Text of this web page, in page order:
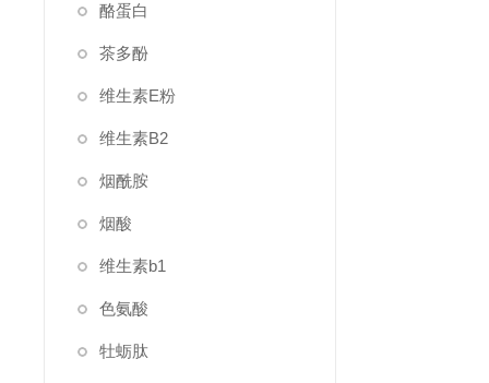
酪蛋白
茶多酚
维生素E粉
维生素B2
烟酰胺
烟酸
维生素b1
色氨酸
牡蛎肽